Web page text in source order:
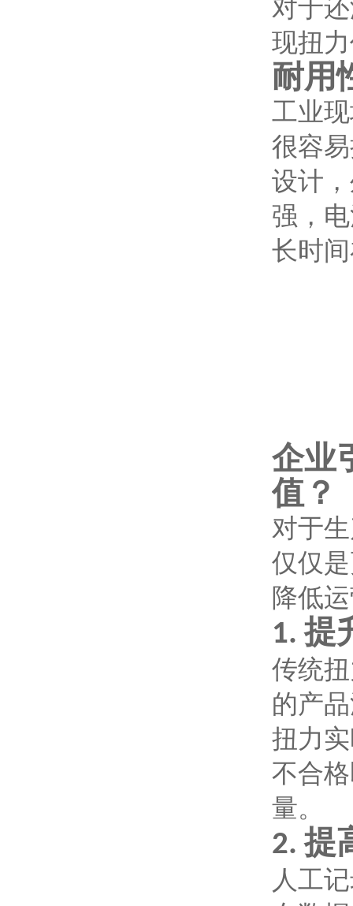
对于
现扭
耐用
工业
很容
设计
强，
长时
企业
值？
对于
仅仅
降低
1.提
传统
的产
扭力
不合
量。
2.提
人工